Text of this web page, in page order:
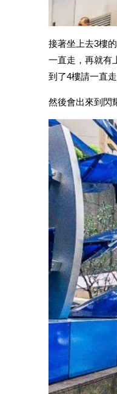
接著坐上去3樓
一直走，再就有
到了4樓請一直走
然後會出來到閃